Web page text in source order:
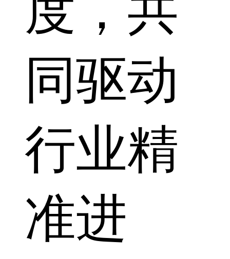
同驱动
行业精
准进